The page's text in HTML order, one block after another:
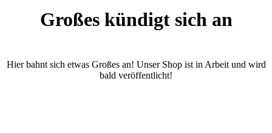
Großes kündigt sich an
Hier bahnt sich etwas Großes an! Unser Shop ist in Arbeit und wird
bald veröffentlicht!